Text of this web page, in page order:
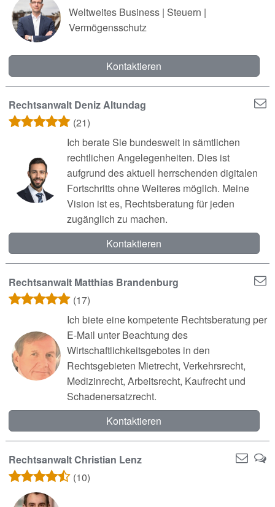
Weltweites Business | Steuern |
Vermögensschutz
Kontaktieren
Rechtsanwalt Deniz Altundag
(21)
Ich berate Sie bundesweit in sämtlichen
rechtlichen Angelegenheiten. Dies ist
aufgrund des aktuell herrschenden digitalen
Fortschritts ohne Weiteres möglich. Meine
Vision ist es, Rechtsberatung für jeden
zugänglich zu machen.
Kontaktieren
Rechtsanwalt Matthias Brandenburg
(17)
Ich biete eine kompetente Rechtsberatung per
E-Mail unter Beachtung des
Wirtschaftlichkeitsgebotes in den
Rechtsgebieten Mietrecht, Verkehrsrecht,
Medizinrecht, Arbeitsrecht, Kaufrecht und
Schadenersatzrecht.
Kontaktieren
Rechtsanwalt Christian Lenz
(10)